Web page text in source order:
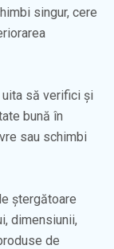
singur, cere
uita să verifici și
bună în
sau schimbi
ștergătoare
dimensiunii,
de